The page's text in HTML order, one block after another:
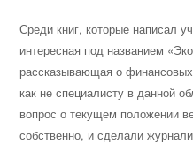
Среди книг, которые написал
интересная под названием
рассказывающая о
как не специалисту в данной
вопрос о текущем положении
собственно, и сделали